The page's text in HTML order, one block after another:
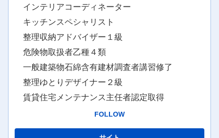
インテリアコーディネーター
キッチンスペシャリスト
整理収納アドバイザー１級
危険物取扱者乙種４類
一般建築物石綿含有建材調査者講習修了
整理ゆとりデザイナー２級
賃貸住宅メンテナンス主任者認定取得
FOLLOW